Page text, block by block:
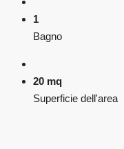
1
Bagno
20 mq
Superficie dell'area